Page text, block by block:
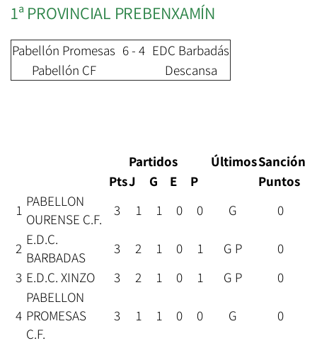
1ª PROVINCIAL PREBENXAMÍN
Pabellón Promesas 6 - 4 EDC Barbadás
Pabellón CF
Descansa
Partidos ÚltimosSanción
PtsJ G E P
Puntos
1
PABELLON
OURENSE C.F.
3 1 1 0 0 G 0
2
E.D.C.
BARBADAS
3 2 1 0 1 G P
0
3 E.D.C. XINZO 3 2 1 0 1 G P 0
4
PABELLON
PROMESAS
C.F.
3 1 1 0 0 G 0